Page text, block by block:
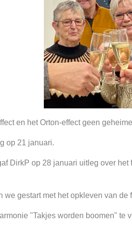
en het Orton-effect geen
op 21 januari.
DirkP op 28 januari uitleg over
gestart met het opkleven van
"Takjes worden boomen"